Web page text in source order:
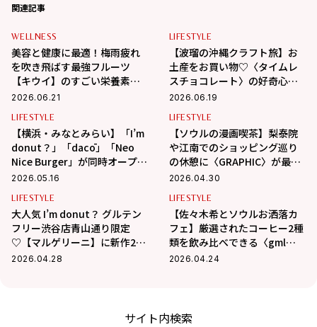
関連記事
WELLNESS
美容と健康に最適！梅雨疲れ
を吹き飛ばす最強フルーツ
【キウイ】のすごい栄養素教
えます！
2026.06.21
LIFESTYLE
【波瑠の沖縄クラフト旅】お
土産をお買い物♡〈タイムレ
スチョコレート〉の好奇心を
刺激するチョコに夢中！
2026.06.19
LIFESTYLE
【横浜・みなとみらい】「I’m
donut？」「dacō」「Neo
Nice Burger」が同時オープ
ン！限定商品を全部見せ
2026.05.16
LIFESTYLE
【ソウルの漫画喫茶】梨泰院
や江南でのショッピング巡り
の休憩に〈GRAPHIC〉が最
適！
2026.04.30
LIFESTYLE
大人気 I’m donut？ グルテン
フリー渋谷店青山通り限定
♡【マルゲリーニ】に新作2種
が仲間入り！【取材レポ】
2026.04.28
LIFESTYLE
【佐々木希とソウルお洒落カ
フェ】厳選されたコーヒー2種
類を飲み比べできる〈gml
Hannam〉のペアリング
2026.04.24
サイト内検索